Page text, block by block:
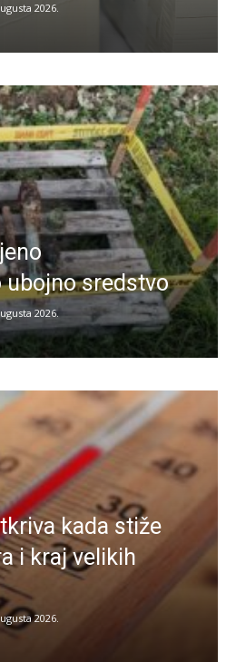
2026.
sredstvo
2026.
kada stiže
i kraj velikih
2026.